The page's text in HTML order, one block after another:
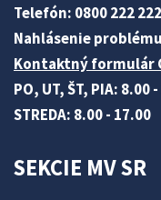
Telefón: 0800 222 222
Nahlásenie
Kontaktný formulár
PO, UT, ŠT, PIA: 8.00
STREDA: 8.00 - 17.00
SEKCIE MV SR